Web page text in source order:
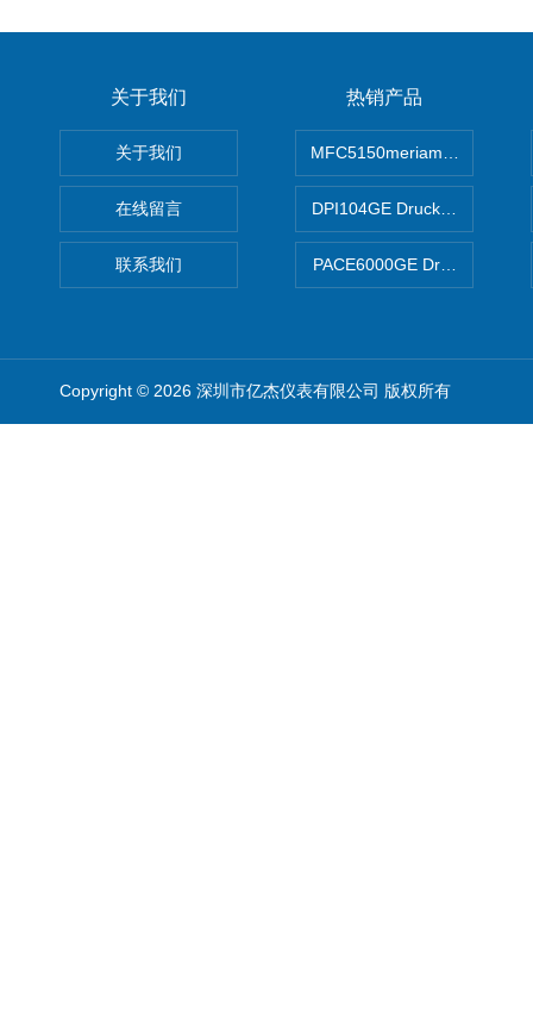
关于我们
关于我们
在线留言
联系我们
热销产品
MFC5150meriam智能手操器
DPI104GE Druck德鲁克
PACE6000GE Druck德鲁克
Copyright © 2026 深圳市亿杰仪表有限公司 版权所有